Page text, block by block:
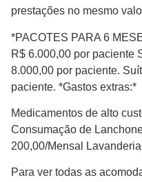
prestações no mesmo
*PACOTES PARA 6
R$ 6.000,00 por paciente
8.000,00 por paciente.
paciente. *Gastos extras:*
Medicamentos de alto
Consumação de
200,00/Mensal
Para ver todas as